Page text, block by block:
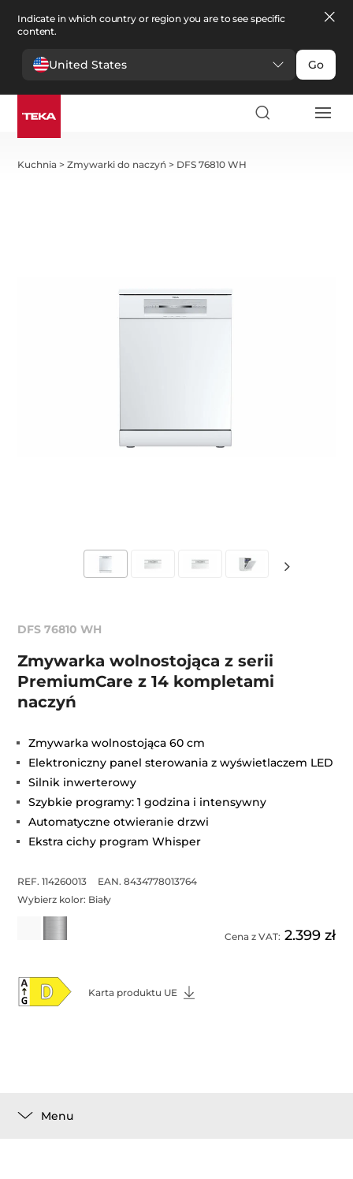
Indicate in which country or region you are to see specific
content.
United States Go
Kuchnia >Zmywarki do naczyń > DFS 76810 WH
DFS 76810 WH
Zmywarka wolnostojąca z serii
PremiumCare z 14 kompletami
naczyń
Zmywarka wolnostojąca 60 cm
Elektroniczny panel sterowania z wyświetlaczem LED
Silnik inwerterowy
Szybkie programy: 1 godzina i intensywny
Automatyczne otwieranie drzwi
Ekstra cichy program Whisper
REF. 114260013
EAN. 8434778013764
Wybierz kolor: Biały
Cena z VAT: 2.399 zł
Karta produktu UE
Menu